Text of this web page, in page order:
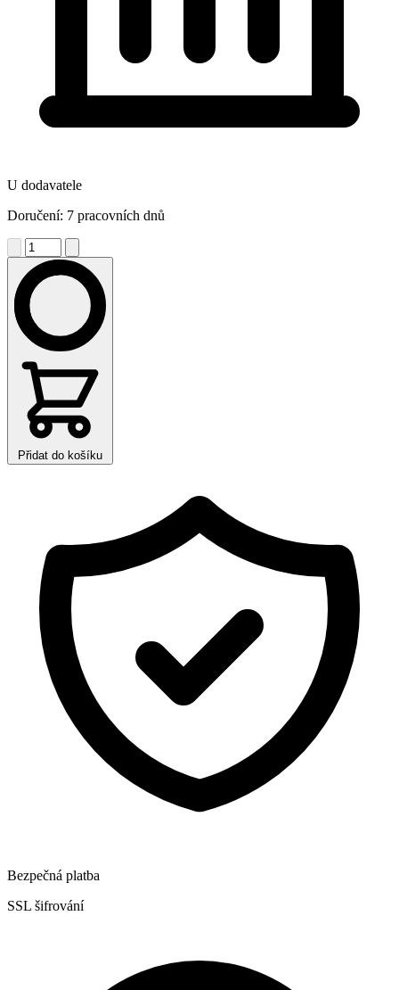
U dodavatele
Doručení: 7 pracovních dnů
Přidat do košíku
Bezpečná platba
SSL šifrování